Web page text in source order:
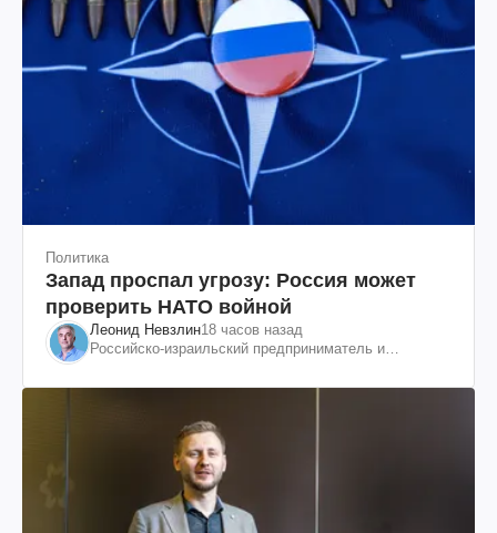
Политика
Запад проспал угрозу: Россия может
проверить НАТО войной
Леонид Невзлин18 часов назад
Российско-израильский предприниматель и
"ЮКОСа"